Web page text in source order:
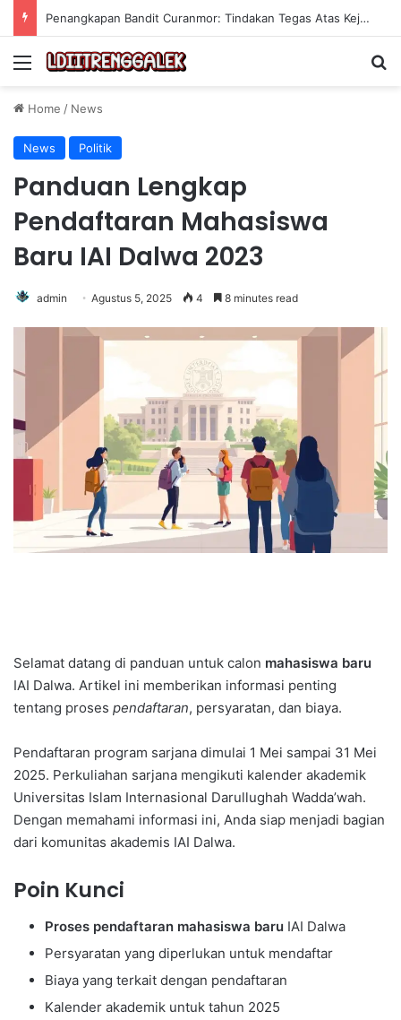
Penangkapan Bandit Curanmor: Tindakan Tegas Atas Kejahatan Sepeda Motor
Menu
Home / News
News Politik
Panduan Lengkap
Pendaftaran Mahasiswa
Baru IAI Dalwa 2023
admin Agustus 5, 2025 4 8 minutes read
Selamat datang di panduan untuk calon mahasiswa baru
IAI Dalwa. Artikel ini memberikan informasi penting
tentang proses pendaftaran, persyaratan, dan biaya.
Pendaftaran program sarjana dimulai 1 Mei sampai 31 Mei
2025. Perkuliahan sarjana mengikuti kalender akademik
Universitas Islam Internasional Darullughah Wadda’wah.
Dengan memahami informasi ini, Anda siap menjadi bagian
dari komunitas akademis IAI Dalwa.
Poin Kunci
Proses pendaftaran mahasiswa baru IAI Dalwa
Persyaratan yang diperlukan untuk mendaftar
Biaya yang terkait dengan pendaftaran
Kalender akademik untuk tahun 2025